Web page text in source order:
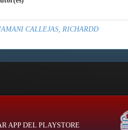
CALLEJAS, RICHARDD
APP DEL PLAYSTORE